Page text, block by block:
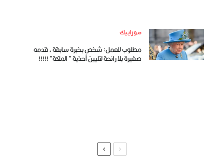
موزاييك
مطلوب للعمل: شخص بخبرة سابقة ، قدمه
صغيرة بلا رائحة لتليين أحذية ” الملكة” !!!!!